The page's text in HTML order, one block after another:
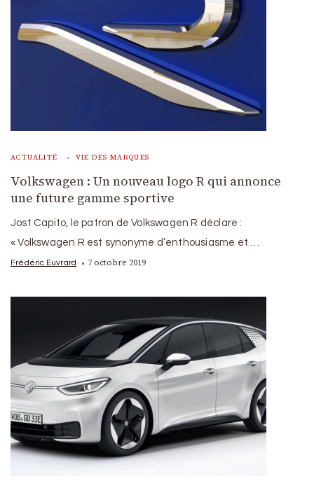
ACTUALITÉ VIE DES MARQUES
Volkswagen : Un nouveau logo R qui annonce
une future gamme sportive
Jost Capito, le patron de Volkswagen R déclare :
« Volkswagen R est synonyme d’enthousiasme et …
Frédéric Euvrard 7 octobre 2019